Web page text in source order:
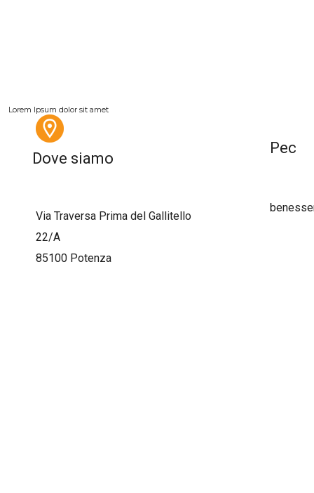
Lorem Ipsum dolor sit amet
Pec
Dove siamo
Via Traversa Prima del Gallitello
22/A
85100 Potenza